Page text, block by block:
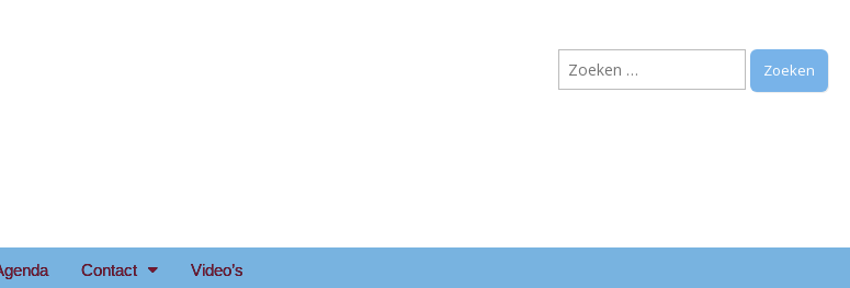
Arnhem e.o.
Zoeken
naar:
Contact Video’s